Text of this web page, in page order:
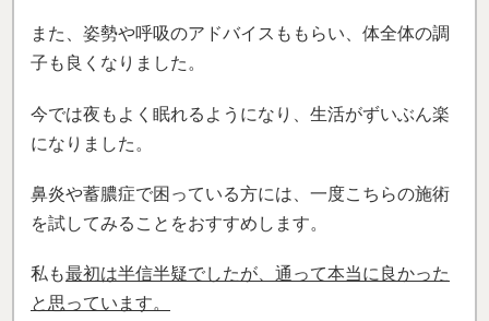
また、姿勢や呼吸のアドバイスももらい、体全体の調
子も良くなりました。
今では夜もよく眠れるようになり、生活がずいぶん楽
になりました。
鼻炎や蓄膿症で困っている方には、一度こちらの施術
を試してみることをおすすめします。
私も最初は半信半疑でしたが、通って本当に良かった
と思っています。